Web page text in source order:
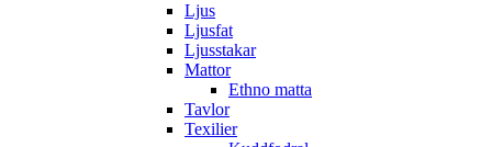
Ljus
Ljusfat
Ljusstakar
Mattor
Ethno matta
Tavlor
Texilier